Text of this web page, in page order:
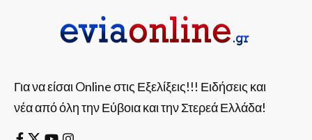
Για να είσαι Online στις Εξελίξεις!!! Ειδήσεις και
νέα από όλη την Εύβοια και την Στερεά Ελλάδα!